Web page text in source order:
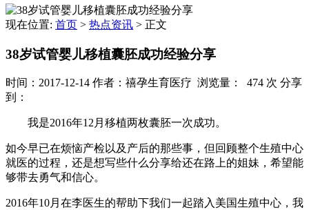
现在位置: 首页 > 热点资讯 > 正文
38岁试管婴儿移植囊胚成功经验分享
时间：2017-12-14 作者：禧孕生育医疗 浏览量： 474 次 分享
到：
我是2016年12月移植两枚囊胚一次成功。
如今早已在烦恼产检以及产后的那些事，但回顾整个生殖中心
就医的过程，还是想写些什么分享给还在路上的姐妹，希望能
够带去勇气和信心。
2016年10月在李医生的帮助下我们一起踏入美国生殖中心，我